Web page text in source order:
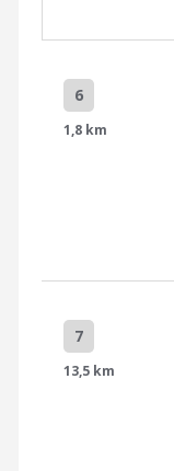
6
1,8 km
7
13,5 km